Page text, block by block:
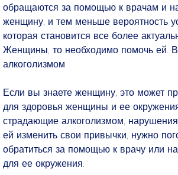
обращаются за помощью к врачам и
женщину, и тем меньше вероятность
которая становится все более
Женщины, то необходимо помочь ей.
алкоголизмом
Если вы знаете женщину, это может
для здоровья женщины и ее
страдающие алкоголизмом,
ей изменить свои привычки, нужно
обратиться за помощью к врачу или
для ее окружения.